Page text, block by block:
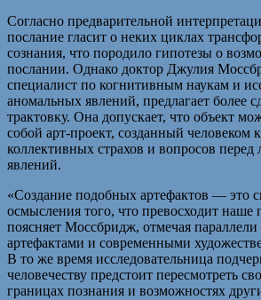
Согласно предварительной
послание гласит о неких циклах
сознания, что породило гипотезы о
послании. Однако доктор Джулия
специалист по когнитивным наукам и
аномальных явлений, предлагает более
трактовку. Она допускает, что объект
собой арт-проект, созданный человеком
коллективных страхов и вопросов
явлений.
«Создание подобных артефактов — это
осмысления того, что превосходит
поясняет Моссбридж, отмечая
артефактами и современными
В то же время исследовательница
человечеству предстоит пересмотреть
границах познания и возможностях